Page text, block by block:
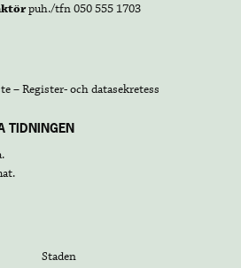
puh./tfn 050 555 1703
– Register- och datasekretess
TIDNINGEN
.
.
Staden